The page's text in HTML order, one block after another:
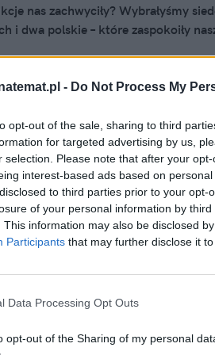
- Do Not Process My
opt-out of the sale, sharing to third
for targeted advertising by us,
selection. Please note that after your
interest-based ads based on
to third parties prior to your opt-
of your personal information by third
This information may also be disclosed
Participants that may further disclose it
Data Processing Opt Outs
opt-out of the Sharing of my personal
nas zachwyciły? Wybrałyśmy
i dwa polskie – które zaspokoiły
17:49
rozpętał piekło
Komik: To jest taka
i Robert Mazurek śmiali się
podczas Kongresu Zero –
"za" lub "przeciw"
rzut monetą. Czy widowiska
komikiem i autorem projektu